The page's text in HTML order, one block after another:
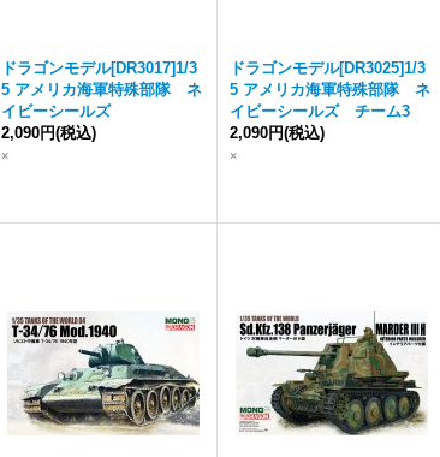
ドラゴンモデル[DR3017]1/3
5 アメリカ海軍特殊部隊 ネ
イビーシールズ
2,090円(税込)
×
ドラゴンモデル[DR3025]1/3
5 アメリカ海軍特殊部隊 ネ
イビーシールズ チーム3
2,090円(税込)
×